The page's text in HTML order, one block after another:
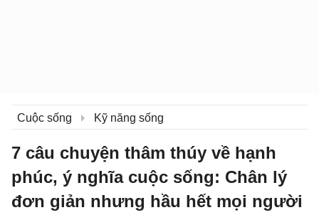
Cuộc sống Kỹ năng sống
7 câu chuyện thâm thúy về hạnh
phúc, ý nghĩa cuộc sống: Chân lý
đơn giản nhưng hầu hết mọi người